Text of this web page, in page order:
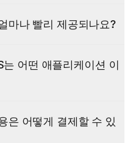
마나 빨리 제공되나요?
어떤 애플리케이션 이
은 어떻게 결제할 수 있